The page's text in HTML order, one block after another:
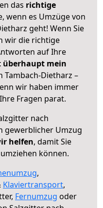
das richtige
wenn es Umzüge von
geht! Wenn Sie
wir die richtige
auf Ihre
überhaupt mein
Tambach-Dietharz –
wir haben immer
Fragen parat.
nach
gewerblicher Umzug
helfen, damit Sie
können.
,
Klaviertransport,
Fernumzug oder